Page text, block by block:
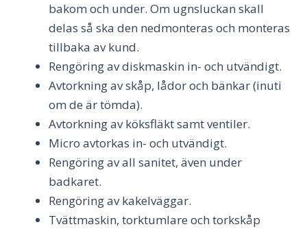
bakom och under. Om ugnsluckan skall
delas så ska den nedmonteras och monteras
tillbaka av kund.
Rengöring av diskmaskin in- och utvändigt.
Avtorkning av skåp, lådor och bänkar (inuti
om de är tömda).
Avtorkning av köksfläkt samt ventiler.
Micro avtorkas in- och utvändigt.
Rengöring av all sanitet, även under
badkaret.
Rengöring av kakelväggar.
Tvättmaskin, torktumlare och torkskåp